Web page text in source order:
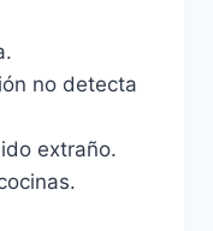
no detecta
extraño.